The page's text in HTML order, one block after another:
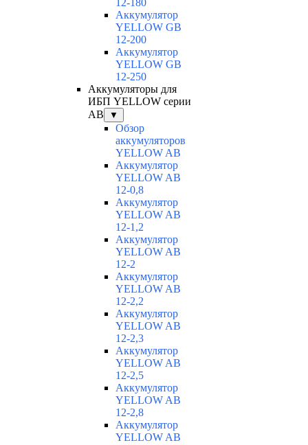
12-180
Аккумулятор
YELLOW GB
12-200
Аккумулятор
YELLOW GB
12-250
Аккумуляторы для
ИБП YELLOW серии
AB
▼
Обзор
аккумуляторов
YELLOW AB
Аккумулятор
YELLOW AB
12-0,8
Аккумулятор
YELLOW AB
12-1,2
Аккумулятор
YELLOW AB
12-2
Аккумулятор
YELLOW AB
12-2,2
Аккумулятор
YELLOW AB
12-2,3
Аккумулятор
YELLOW AB
12-2,5
Аккумулятор
YELLOW AB
12-2,8
Аккумулятор
YELLOW AB